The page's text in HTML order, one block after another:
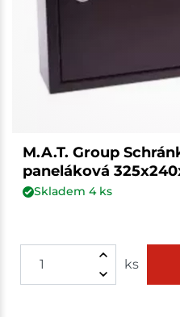
M.A.T. Group
paneláková
Skladem 4ks
ks